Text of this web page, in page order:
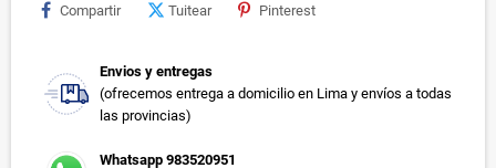
Compartir Tuitear Pinterest
Envios y entregas
(ofrecemos entrega a domicilio en Lima y envíos a todas
las provincias)
Whatsapp 983520951